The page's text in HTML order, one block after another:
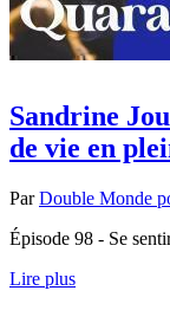
Sandrine
de vie en
ParDouble Monde
Épisode 98 - Se
Lire plus